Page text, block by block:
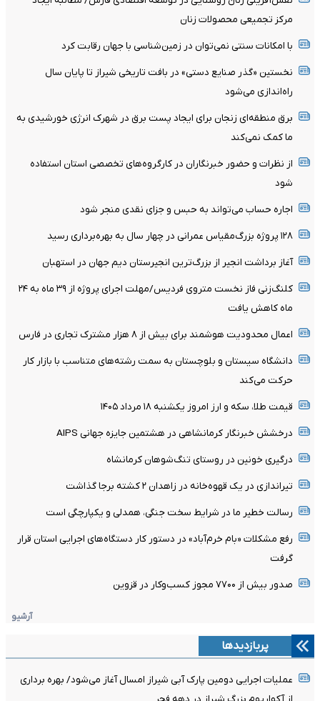
مرکز تجمیعی محصولات زنان
با امکانات سنتی نمی‌توان در زمین‌شناسی با جهان رقابت کرد
نخستین «گذر صنایع دستی» در بافت تاریخی شیراز تا پایان سال
راه‌اندازی می‌شود
برق منطقه‌ای زنجان برای ایجاد پست برق در شهرک انرژی خورشیدی به
ما کمک نمی‌کند
از نظرات و حضور خبرنگاران در کارگروه‌های تخصصی استان استفاده
شود
اجاره حساب می‌تواند به حبس و جزای نقدی منجر شود
۱۲۸ پروژه بزرگ‌مقیاس عمرانی در چهار سال به بهره‌برداری رسید
آغاز برداشت انجیر از بزرگ‌ترین انجیرستان دیم جهان در استهبان
کلنگ‌زنی فاز نخست متروی فردیس/مهلت اجرای پروژه از ۳۹ ماه به ۲۴
ماه کاهش یافت
اعمال محدودیت هوشمند برای بیش از ۸ هزار مشترک تجاری در فارس
دانشگاه سیستان و بلوچستان به سمت رشته‌های متناسب با بازار کار
حرکت می‌کند
قیمت طلا، سکه و ارز امروز یکشنبه ۱۸ مرداد ۱۴۰۵
درخشش خبرنگار کرمانشاهی در هشتمین جایزه جهانی AIPS
درگیری خونین در روستای تنگ‌شوهان کرمانشاه
تیراندازی در یک قهوه‌خانه در زاهدان ۲ کشته برجا گذاشت
رسالت خطیر ما در شرایط سخت جنگی، همدلی و یکپارچگی است
رفع مشکلات «بام خرم‌آباد» در دستور کار دستگاه‌های اجرایی استان قرار
گرفت
صدور بیش از ۷۷۰۰ مجوز کسب‌وکار در قزوین
آرشیو
پربازدیدها
عملیات اجرایی دومین پارک آبی شیراز امسال آغاز می‌شود/ بهره برداری